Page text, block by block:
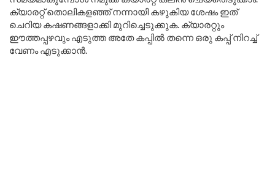
ക്യാരറ്റ് തൊലികളഞ്ഞ് നന്നായി കഴുകിയ ശേഷം ഇത്
ചെറിയ കഷണങ്ങളാക്കി മുറിച്ചെടുക്കുക. ക്യാരറ്റും
ഈത്തപ്പഴവും എടുത്ത അതേ കപ്പിൽ തന്നെ ഒരു കപ്പ് നിറച്ച്
വേണം എടുക്കാൻ.